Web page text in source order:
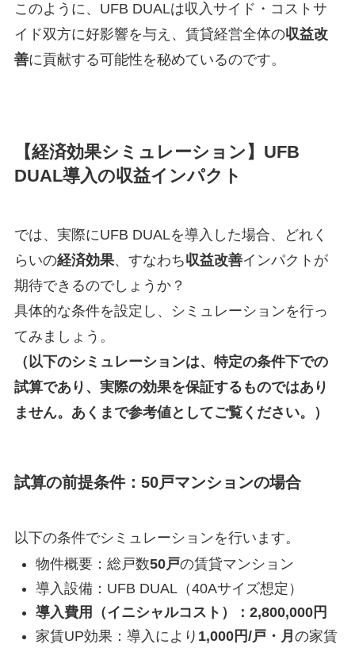
このように、UFB DUALは収入サイド・コストサ
イド双方に好影響を与え、賃貸経営全体の収益改
善に貢献する可能性を秘めているのです。
【経済効果シミュレーション】UFB
DUAL導入の収益インパクト
では、実際にUFB DUALを導入した場合、どれく
らいの経済効果、すなわち収益改善インパクトが
期待できるのでしょうか？
具体的な条件を設定し、シミュレーションを行っ
てみましょう。
（以下のシミュレーションは、特定の条件下での
試算であり、実際の効果を保証するものではあり
ません。あくまで参考値としてご覧ください。）
試算の前提条件：50戸マンションの場合
以下の条件でシミュレーションを行います。
物件概要：総戸数50戸の賃貸マンション
導入設備：UFB DUAL（40Aサイズ想定）
導入費用（イニシャルコスト）：2,800,000円
家賃UP効果：導入により 1,000円/戸・月 の家賃